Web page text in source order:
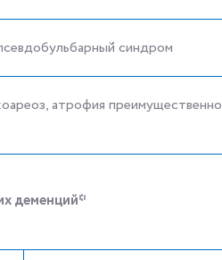
синдром
атрофия преимущественно
деменций*